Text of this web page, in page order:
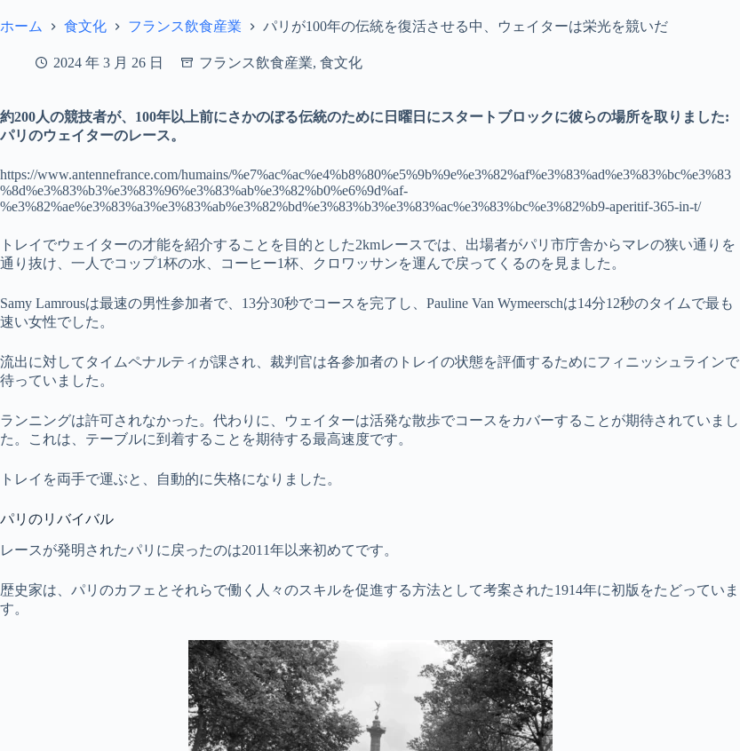
ホーム 食文化 フランス飲食産業 パリが100年の伝統を復活させる中、ウェイターは栄光を競いだ
2024 年 3 月 26 日 フランス飲食産業, 食文化
約200人の競技者が、100年以上前にさかのぼる伝統のために日曜日にスタートブロックに彼らの場所を取りました:
パリのウェイターのレース。
https://www.antennefrance.com/humains/%e7%ac%ac%e4%b8%80%e5%9b%9e%e3%82%af%e3%83%ad%e3%83%bc%e3%83
%8d%e3%83%b3%e3%83%96%e3%83%ab%e3%82%b0%e6%9d%af-
%e3%82%ae%e3%83%a3%e3%83%ab%e3%82%bd%e3%83%b3%e3%83%ac%e3%83%bc%e3%82%b9-aperitif-365-in-t/
トレイでウェイターの才能を紹介することを目的とした2kmレースでは、出場者がパリ市庁舎からマレの狭い通りを
通り抜け、一人でコップ1杯の水、コーヒー1杯、クロワッサンを運んで戻ってくるのを見ました。
Samy Lamrousは最速の男性参加者で、13分30秒でコースを完了し、Pauline Van Wymeerschは14分12秒のタイムで最も
速い女性でした。
流出に対してタイムペナルティが課され、裁判官は各参加者のトレイの状態を評価するためにフィニッシュラインで
待っていました。
ランニングは許可されなかった。代わりに、ウェイターは活発な散歩でコースをカバーすることが期待されていまし
た。これは、テーブルに到着することを期待する最高速度です。
トレイを両手で運ぶと、自動的に失格になりました。
パリのリバイバル
レースが発明されたパリに戻ったのは2011年以来初めてです。
歴史家は、パリのカフェとそれらで働く人々のスキルを促進する方法として考案された1914年に初版をたどっていま
す。